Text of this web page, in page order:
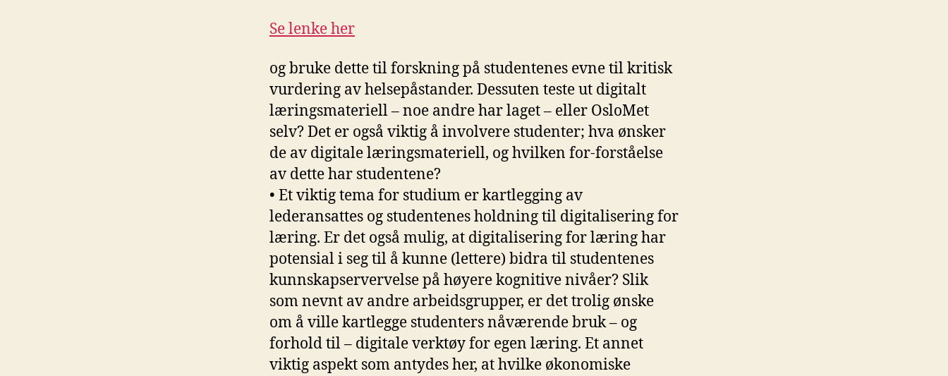
Se lenke her
og bruke dette til forskning på studentenes evne til kritisk
vurdering av helsepåstander. Dessuten teste ut digitalt
læringsmateriell – noe andre har laget – eller OsloMet
selv? Det er også viktig å involvere studenter; hva ønsker
de av digitale læringsmateriell, og hvilken for-forståelse
av dette har studentene?
• Et viktig tema for studium er kartlegging av
lederansattes og studentenes holdning til digitalisering for
læring. Er det også mulig, at digitalisering for læring har
potensial i seg til å kunne (lettere) bidra til studentenes
kunnskapservervelse på høyere kognitive nivåer? Slik
som nevnt av andre arbeidsgrupper, er det trolig ønske
om å ville kartlegge studenters nåværende bruk – og
forhold til – digitale verktøy for egen læring. Et annet
viktig aspekt som antydes her, at hvilke økonomiske